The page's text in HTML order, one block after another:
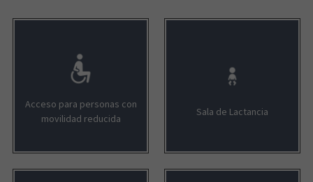
Acceso para personas con
movilidad reducida
Sala de Lactancia